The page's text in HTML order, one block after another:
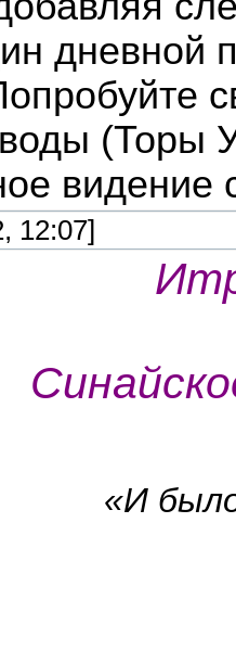
дневной
(Торы
видение
12:07]
«И